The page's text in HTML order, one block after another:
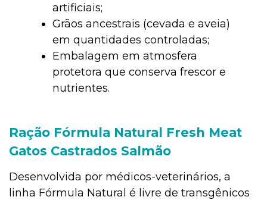
artificiais;
Grãos ancestrais (cevada e aveia)
em quantidades controladas;
Embalagem em atmosfera
protetora que conserva frescor e
nutrientes.
Ração Fórmula Natural Fresh Meat
Gatos Castrados Salmão
Desenvolvida por médicos-veterinários, a
linha Fórmula Natural é livre de transgênicos